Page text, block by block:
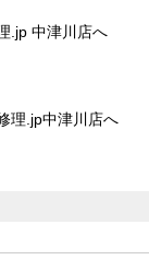
.jp 中津川店へ
理.jp中津川店へ